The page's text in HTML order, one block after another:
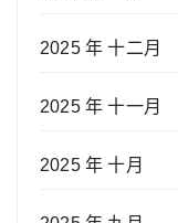
2025 年 十二月
2025 年 十一月
2025 年 十月